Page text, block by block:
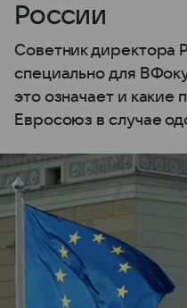
России
Советник
специально для
это означает и какие
Евросоюз в случае